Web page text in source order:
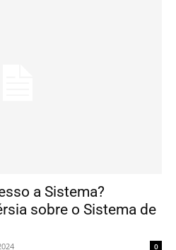
a Sistema?
sobre o Sistema de
0